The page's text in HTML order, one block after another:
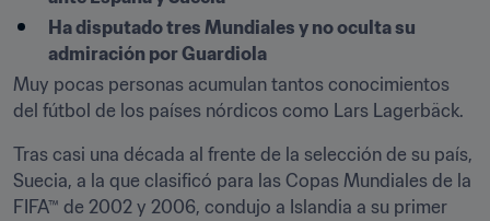
Ha disputado tres Mundiales y no oculta su
admiración por Guardiola
Muy pocas personas acumulan tantos conocimientos
del fútbol de los países nórdicos como Lars Lagerbäck.
Tras casi una década al frente de la selección de su país,
Suecia, a la que clasificó para las Copas Mundiales de la
FIFA™ de 2002 y 2006, condujo a Islandia a su primer